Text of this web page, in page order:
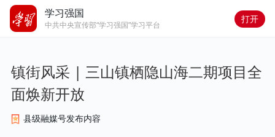
学习强国
中共中央宣传部“学习强国”学习平台
打开
镇街风采 | 三山镇栖隐山海二期项目全
面焕新开放
县级融媒号发布内容